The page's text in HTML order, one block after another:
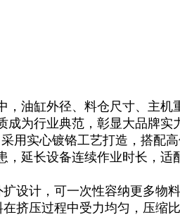
油缸外径、料仓尺寸、主机
成为行业典范，彰显大品牌实
用实心镀铬工艺打造，搭配
，延长设备连续作业时长，适
设计，可一次性容纳更多物
挤压过程中受力均匀，压缩